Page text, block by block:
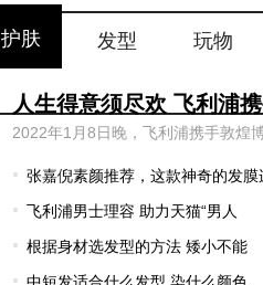
护肤 发型 玩物
张嘉倪素颜推荐，这款神奇的发膜
飞利浦男士理容 助力天猫“男人
根据身材选发型的方法 矮小不能